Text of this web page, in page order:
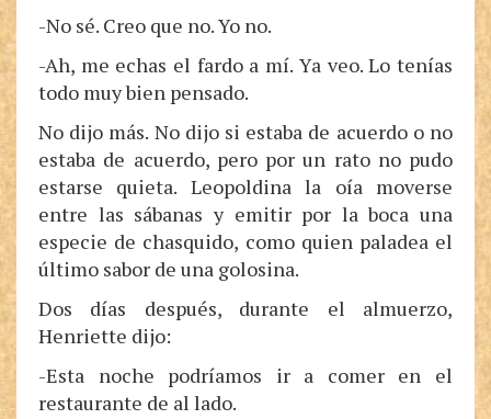
-No sé. Creo que no. Yo no.
-Ah, me echas el fardo a mí. Ya veo. Lo tenías
todo muy bien pensado.
No dijo más. No dijo si estaba de acuerdo o no
estaba de acuerdo, pero por un rato no pudo
estarse quieta. Leopoldina la oía moverse
entre las sábanas y emitir por la boca una
especie de chasquido, como quien paladea el
último sabor de una golosina.
Dos días después, durante el almuerzo,
Henriette dijo:
-Esta noche podríamos ir a comer en el
restaurante de al lado.